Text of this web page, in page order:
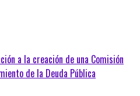
a la creación de una Comisión
de la Deuda Pública